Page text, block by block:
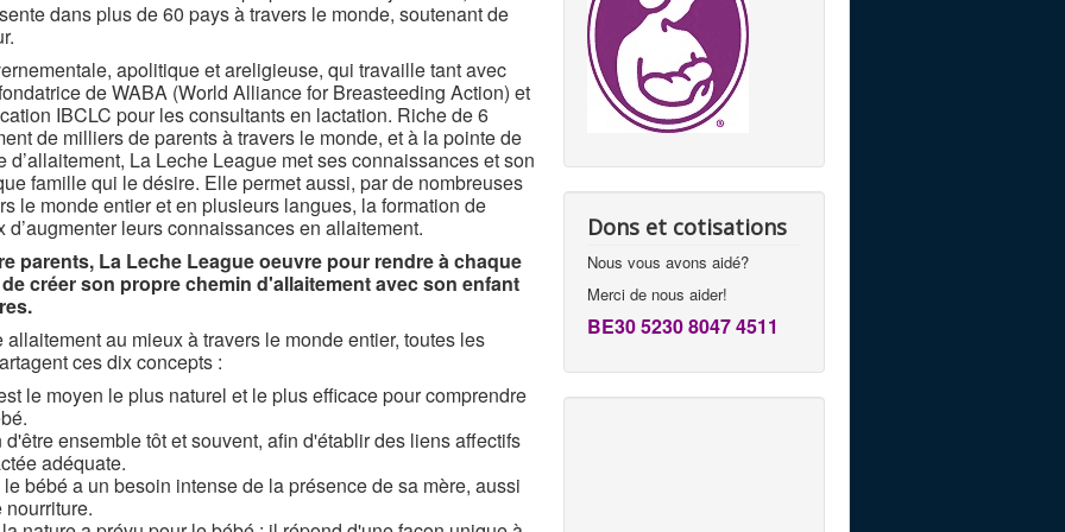
dans plus de 60 pays à travers le monde, soutenant de
apolitique et areligieuse, qui travaille tant avec
de WABA (World Alliance for Breasteeding Action) et
IBCLC pour les consultants en lactation. Riche de 6
de milliers de parents à travers le monde, et à la pointe de
La Leche League met ses connaissances et son
famille qui le désire. Elle permet aussi, par de nombreuses
le monde entier et en plusieurs langues, la formation de
leurs connaissances en allaitement.
parents, La Leche League oeuvre pour rendre à chaque
créer son propre chemin d'allaitement avec son enfant
au mieux à travers le monde entier, toutes les
ces dix concepts :
le moyen le plus naturel et le plus efficace pour comprendre
ensemble tôt et souvent, afin d'établir des liens affectifs
adéquate.
bébé a un besoin intense de la présence de sa mère, aussi
Dons et cotisations
Nous vous avons aidé?
Merci de nous aider!
BE30 5230 8047 4511